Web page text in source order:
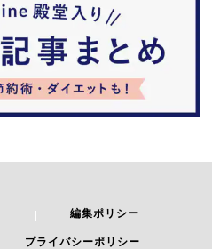
編集ポリシー
プライバシーポリシー